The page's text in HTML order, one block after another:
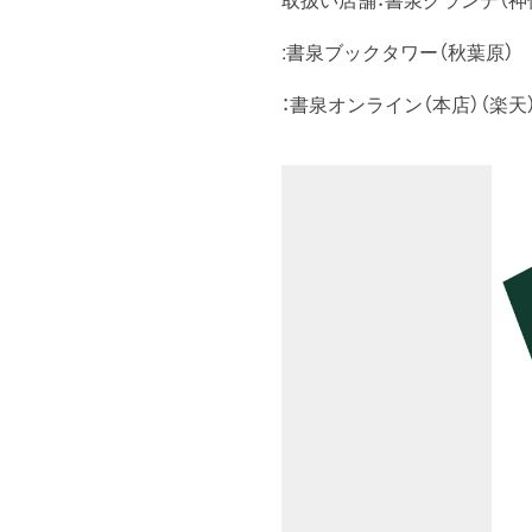
:書泉ブックタワー（秋葉原）
：書泉オンライン（本店）（楽天